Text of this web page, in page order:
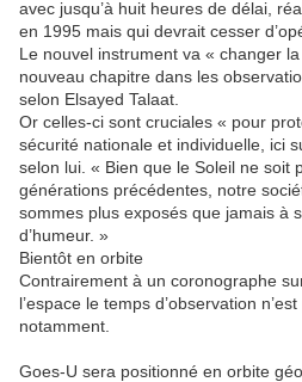
avec jusqu’à huit heures de délai,
en 1995 mais qui devrait cesser
Le nouvel instrument va « changer
nouveau chapitre dans les
selon Elsayed Talaat.
Or celles-ci sont cruciales « pour
sécurité nationale et individuelle, ici
selon lui. « Bien que le Soleil ne soit
générations précédentes, notre
sommes plus exposés que jamais à
d’humeur. »
Bientôt en orbite
Contrairement à un coronographe
l’espace le temps d’observation
notamment.
Goes-U sera positionné en orbite